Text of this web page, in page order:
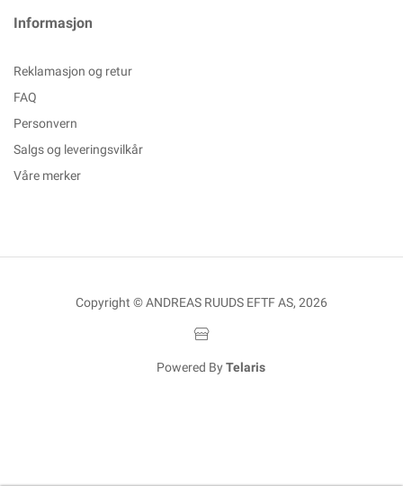
Informasjon
Reklamasjon og retur
FAQ
Personvern
Salgs og leveringsvilkår
Våre merker
Copyright © ANDREAS RUUDS EFTF AS, 2026
Powered By Telaris